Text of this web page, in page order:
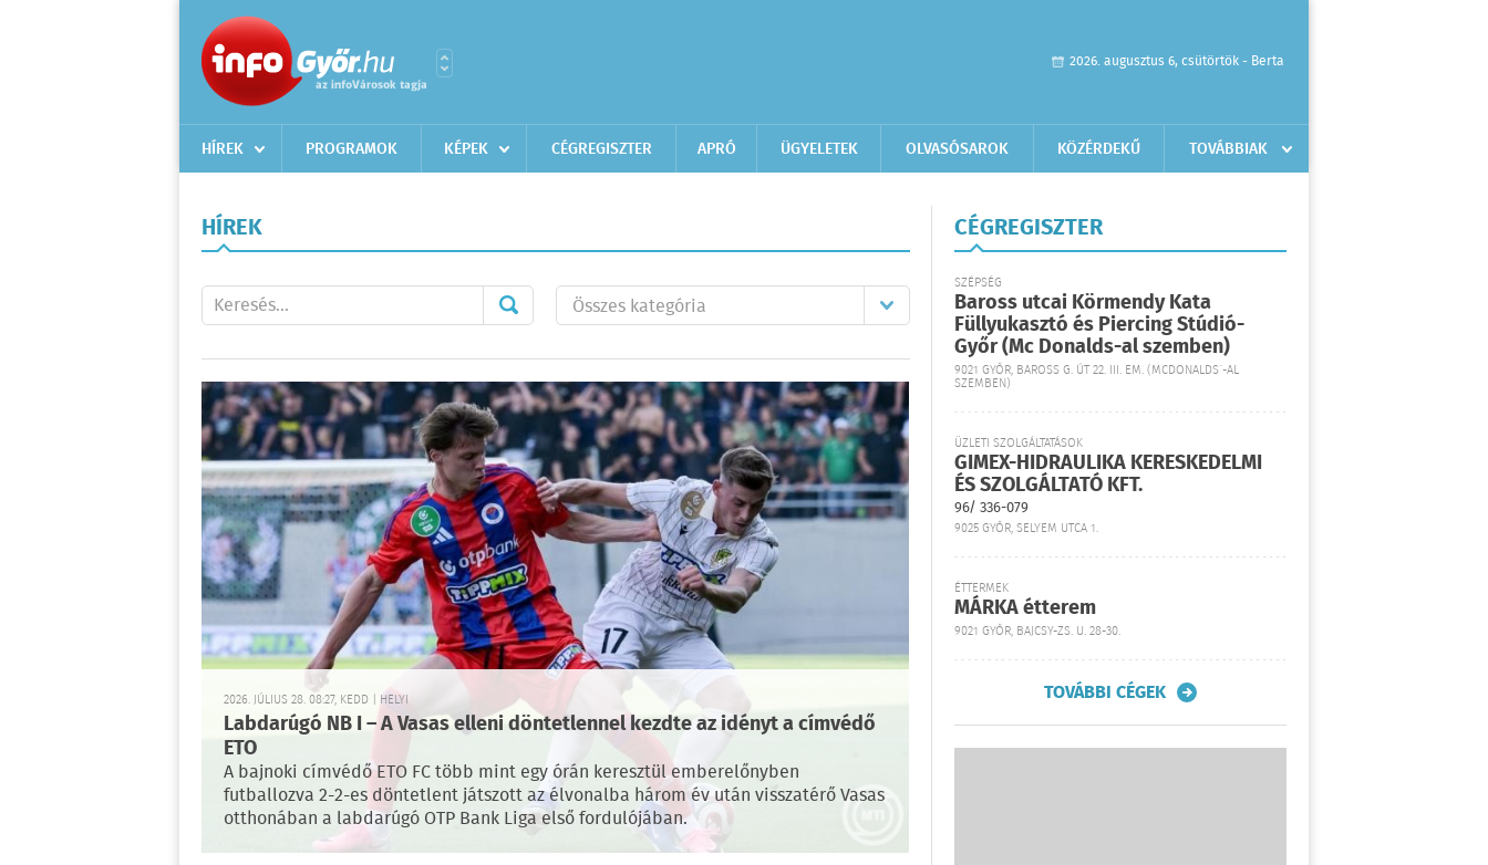
2026. augusztus 6, csütörtök - Berta
HÍREK PROGRAMOK KÉPEK CÉGREGISZTER APRÓ ÜGYELETEK OLVASÓSAROK KÖZÉRDEKŰ TOVÁBBIAK
HÍREK
2026. JÚLIUS 28. 08:27, KEDD | HELYI
Labdarúgó NB I – A Vasas elleni döntetlennel kezdte az idényt a címvédő
ETO
A bajnoki címvédő ETO FC több mint egy órán keresztül emberelőnyben
futballozva 2-2-es döntetlent játszott az élvonalba három év után visszatérő Vasas
otthonában a labdarúgó OTP Bank Liga első fordulójában.
CÉGREGISZTER
SZÉPSÉG
Baross utcai Körmendy Kata
Füllyukasztó és Piercing Stúdió-
Győr (Mc Donalds-al szemben)
9021 GYŐR, BAROSS G. ÚT 22. III. EM. (MCDONALDS´-AL
SZEMBEN)
ÜZLETI SZOLGÁLTATÁSOK
GIMEX-HIDRAULIKA KERESKEDELMI
ÉS SZOLGÁLTATÓ KFT.
96/ 336-079
9025 GYŐR, SELYEM UTCA 1.
ÉTTERMEK
MÁRKA étterem
9021 GYŐR, BAJCSY-ZS. U. 28-30.
TOVÁBBI CÉGEK